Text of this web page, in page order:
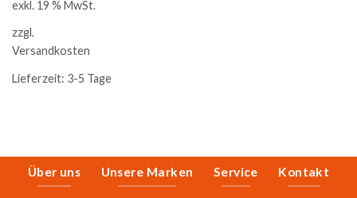
exkl. 19 % MwSt.
zzgl.
Versandkosten
Lieferzeit: 3-5 Tage
Über uns Unsere Marken Service Kontakt